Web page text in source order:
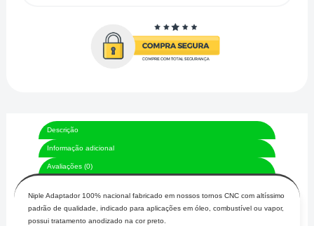
Descrição
Informação adicional
Avaliações (0)
Niple Adaptador 100% nacional fabricado em nossos tornos CNC com altíssimo
padrão de qualidade, indicado para aplicações em óleo, combustível ou vapor,
possui tratamento anodizado na cor preto.